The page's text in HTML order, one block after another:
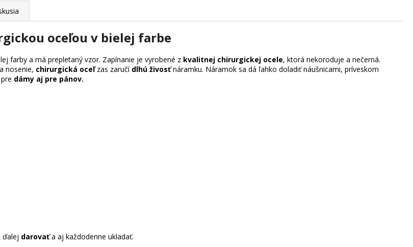
oceľou v bielej farbe
farby a má prepletaný vzor. Zapínanie je vyrobené z kvalitnej chirurgickej ocele, ktorá nekoroduje a nečerná.
nosenie, chirurgická oceľzas zaručí dlhú živosťnáramku. Náramok sa dá ľahko doladiť náušnicami, príveskom
dámy aj pre pánov.
ďalej darovaťa aj každodenne ukladať.